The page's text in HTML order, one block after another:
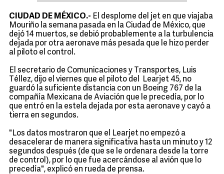
CIUDAD DE MÉXICO.- El desplome del jet en que viajaba
Mouriño la semana pasada en la Ciudad de México, que
dejó 14 muertos, se debió probablemente a la turbulencia
dejada por otra aeronave más pesada que le hizo perder
al piloto el control.
El secretario de Comunicaciones y Transportes, Luis
Téllez, dijo el viernes que el piloto del Learjet 45, no
guardó la suficiente distancia con un Boeing 767 de la
compañía Mexicana de Aviación que le precedía, por lo
que entró en la estela dejada por esta aeronave y cayó a
tierra en segundos.
"Los datos mostraron que el Learjet no empezó a
desacelerar de manera significativa hasta un minuto y 12
segundos después (de que se le ordenara desde la torre
de control), por lo que fue acercándose al avión que lo
precedía", explicó en rueda de prensa.